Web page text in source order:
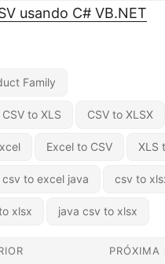
usando C# VB.NET
Family
CSV to XLS CSV to XLSX
Excel to CSV XLS
csv to excel java csv to
xlsx java csv to xlsx
PRÓXIMA